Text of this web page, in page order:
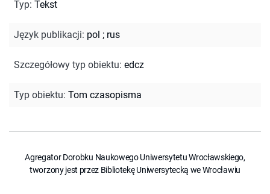
Typ: Tekst
Język publikacji: pol ; rus
Szczegółowy typ obiektu: edcz
Typ obiektu: Tom czasopisma
Agregator Dorobku Naukowego Uniwersytetu Wrocławskiego,
tworzony jest przez Bibliotekę Uniwersytecką we Wrocławiu